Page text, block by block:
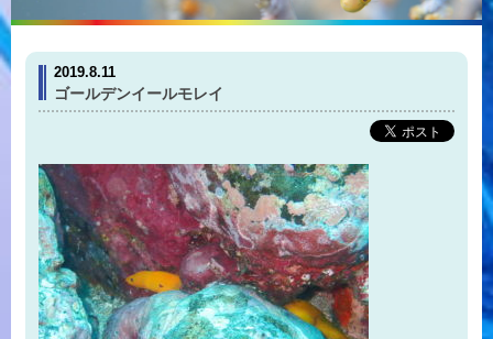
2019.8.11
ゴールデンイールモレイ